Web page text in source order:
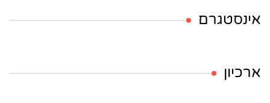
אינסטגרם
ארכיון